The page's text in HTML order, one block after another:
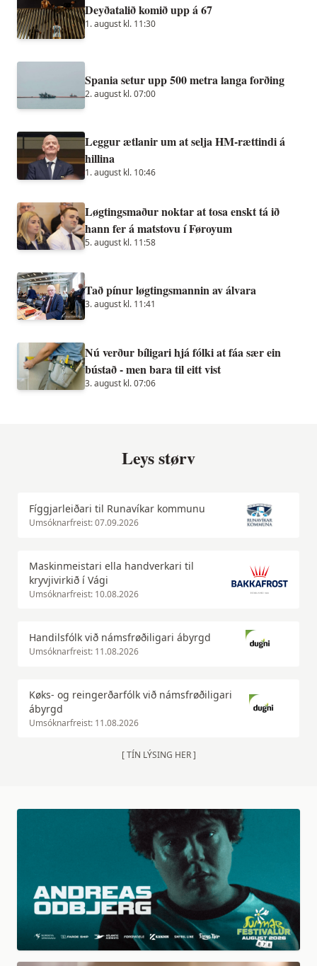
Deyðatalið komið upp á 67
1. august kl. 11:30
Spania setur upp 500 metra langa forðing
2. august kl. 07:00
Leggur ætlanir um at selja HM-rættindi á
hillina
1. august kl. 10:46
Løgtingsmaður noktar at tosa enskt tá ið
hann fer á matstovu í Føroyum
5. august kl. 11:58
Tað pínur løgtingsmannin av álvara
3. august kl. 11:41
Nú verður bíligari hjá fólki at fáa sær ein
bústað - men bara til eitt vist
3. august kl. 07:06
Leys størv
Fíggjarleiðari til Runavíkar kommunu
Umsóknarfreist: 07.09.2026
Maskinmeistari ella handverkari til
kryvjivirkið í Vági
Umsóknarfreist: 10.08.2026
Handilsfólk við námsfrøðiligari ábyrgd
Umsóknarfreist: 11.08.2026
Køks- og reingerðarfólk við námsfrøðiligari
ábyrgd
Umsóknarfreist: 11.08.2026
[ TÍN LÝSING HER ]